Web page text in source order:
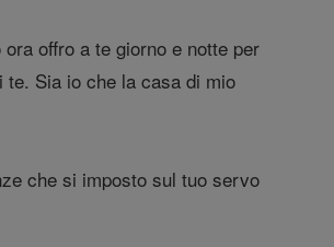
offro a te giorno e notte per
Sia io che la casa di mio
che si imposto sul tuo servo